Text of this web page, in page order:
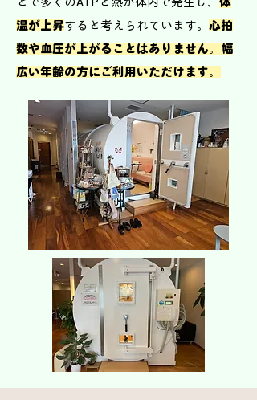
温が上昇すると考えられています。 心拍
数や血圧が上がることはありません。 幅
広い年齢の方にご利用いただけます。